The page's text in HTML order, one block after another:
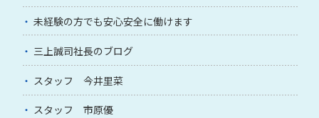
未経験の方でも安心安全に働けます
三上誠司社長のブログ
スタッフ 今井里菜
スタッフ 市原優